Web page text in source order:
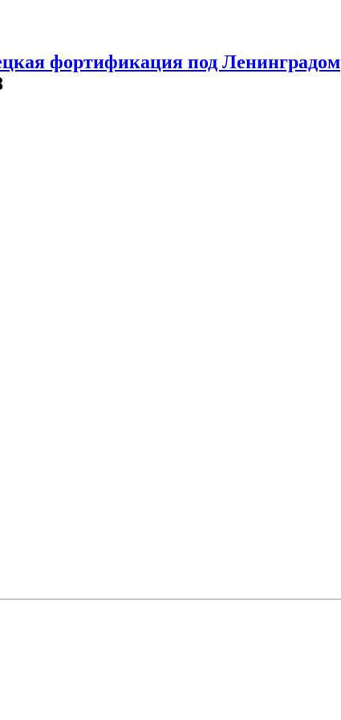
фортификация под Ленинградом